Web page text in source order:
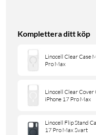
Komplettera ditt köp
Linocell Clear Case
Pro Max
Linocell Clear
iPhone 17 Pro Max
Linocell Flip Stand
17 Pro Max Svart